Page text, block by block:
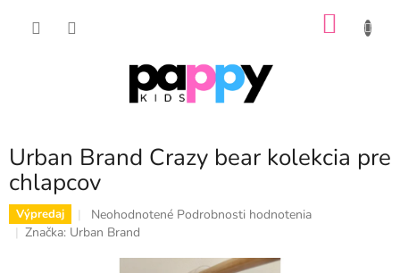
Urban Brand Crazy bear kolekcia pre
chlapcov
Výpredaj
Priemerné
hodnotenie
Neohodnotené Podrobnosti hodnotenia
Značka: Urban Brand